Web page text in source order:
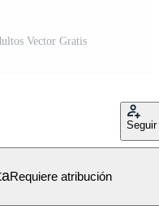
Vector Gratis
Seguir
Requiere atribución